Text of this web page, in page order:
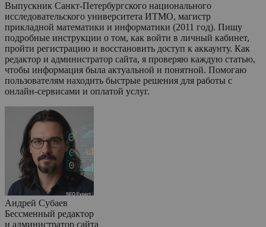
Выпускник Санкт-Петербургского национального
исследовательского университета ИТМО, магистр
прикладной математики и информатики (2011 год). Пишу
подробные инструкции о том, как войти в личный кабинет,
пройти регистрацию и восстановить доступ к аккаунту. Как
редактор и администратор сайта, я проверяю каждую статью,
чтобы информация была актуальной и понятной. Помогаю
пользователям находить быстрые решения для работы с
онлайн-сервисами и оплатой услуг.
Андрей Субаев
Бессменный редактор
и администратор сайта